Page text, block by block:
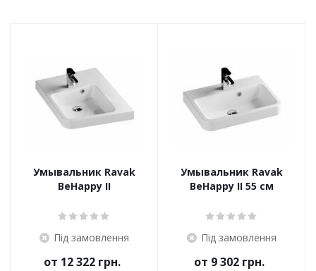
Умывальник Ravak
BeHappy II
Під замовлення
от 12 322 грн.
Умывальник Ravak
BeHappy II 55 см
Під замовлення
от 9 302 грн.